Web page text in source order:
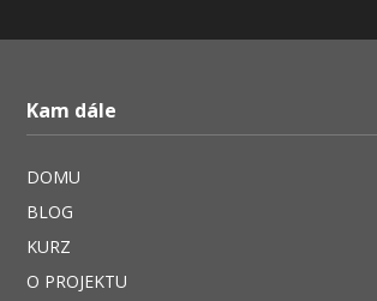
Kam dále
DOMU
BLOG
KURZ
O PROJEKTU